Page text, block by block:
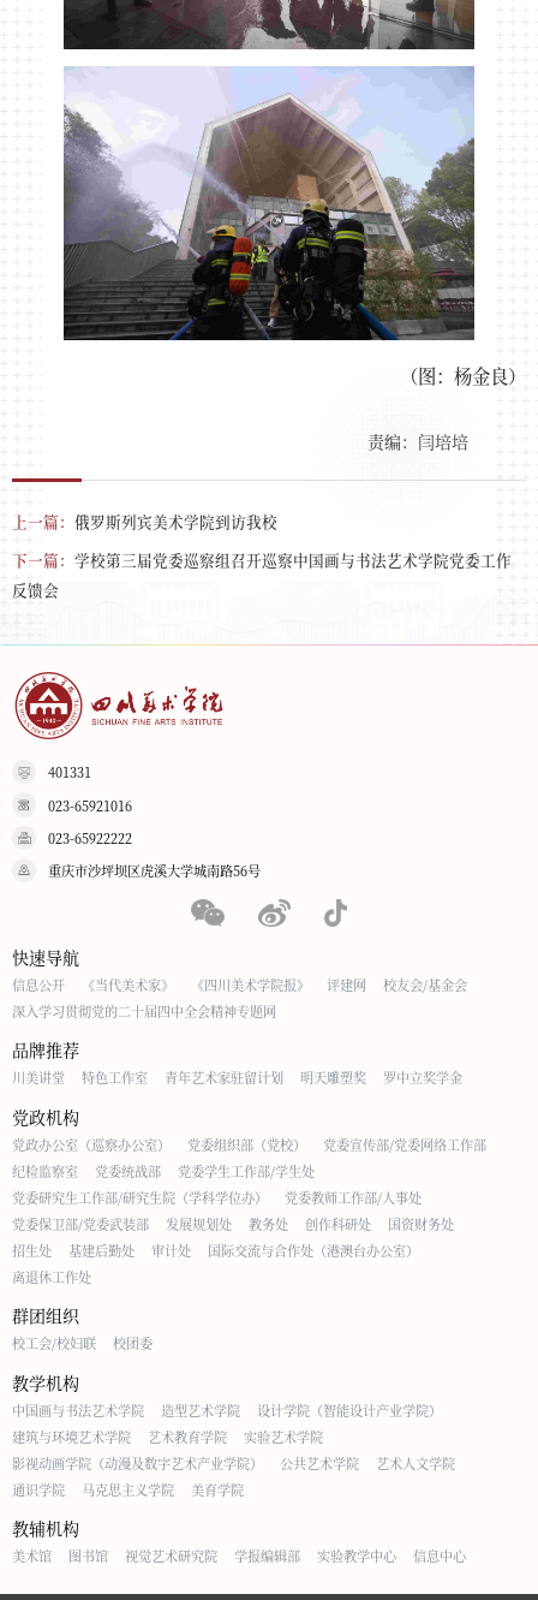
（图：杨金良）
责编：闫培培
上一篇： 俄罗斯列宾美术学院到访我校
下一篇： 学校第三届党委巡察组召开巡察中国画与书法艺术学院党委工作
反馈会
401331
023-65921016
023-65922222
重庆市沙坪坝区虎溪大学城南路56号
快速导航
信息公开 《当代美术家》 《四川美术学院报》 评建网
校友会/基金会
深入学习贯彻党的二十届四中全会精神专题网
品牌推荐
川美讲堂 特色工作室 青年艺术家驻留计划 明天雕塑奖 罗中立奖学金
党政机构
党政办公室（巡察办公室） 党委组织部（党校）
党委宣传部/党委网络工作部
纪检监察室
党委统战部
党委学生工作部/学生处
党委研究生工作部/研究生院（学科学位办）
党委教师工作部/人事处
党委保卫部/党委武装部
发展规划处 教务处 创作科研处
国资财务处
招生处
基建后勤处 审计处
国际交流与合作处（港澳台办公室）
离退休工作处
群团组织
校工会/校妇联 校团委
教学机构
中国画与书法艺术学院 造型艺术学院
设计学院（智能设计产业学院）
建筑与环境艺术学院
艺术教育学院
实验艺术学院
影视动画学院（动漫及数字艺术产业学院）
公共艺术学院
艺术人文学院
通识学院
马克思主义学院 美育学院
教辅机构
美术馆 图书馆 视觉艺术研究院 学报编辑部 实验教学中心 信息中心